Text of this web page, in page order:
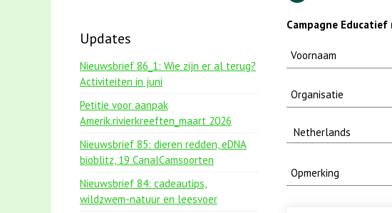
Campagne
Updates
Nieuwsbrief 86_1: Wie zijn er al terug?
Activiteiten in juni
Petitie voor aanpak
Amerik.rivierkreeften_maart 2026
Nieuwsbrief 85: dieren redden, eDNA
bioblitz, 19 CanalCamsoorten
Nieuwsbrief 84: cadeautips,
wildzwem-natuur en leesvoer